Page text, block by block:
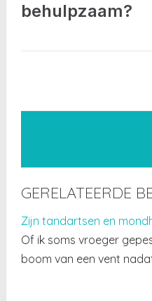
behulpzaam?
GERELATEERDE
Zijn tandartsen en
Of ik soms vroeger
boom van een vent